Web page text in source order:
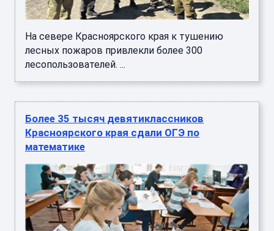
На севере Красноярского края к тушению
лесных пожаров привлекли более 300
лесопользователей. ...
Более 35 тысяч девятиклассников
Красноярского края сдали ОГЭ по
математике